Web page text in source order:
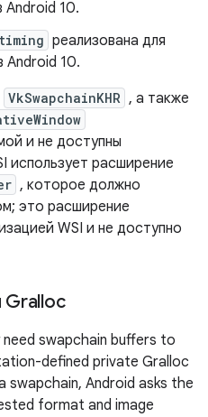
Android 10.
реализована для
Android 10.
VkSwapchainKHR , а также
и не доступны
использует расширение
, которое должно
это расширение
WSI и не доступно
Gralloc
swapchain buffers to
defined private Gralloc
swapchain, Android asks the
format and image